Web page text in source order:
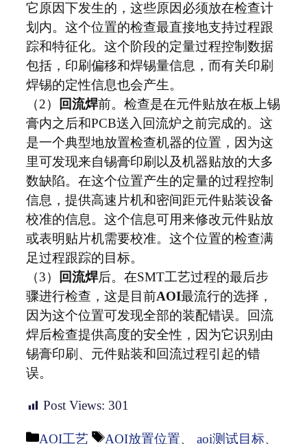
它原因下发生的，这些原因必须放在检查计
划内。这个位置的检查最直接地支持过程跟
踪和特征化。这个阶段的定量过程控制数据
包括，印刷偏移和焊锡量信息，而有关印刷
焊锡的定性信息也会产生。
（2）
回流焊前。检查是在元件贴放在板上锡
膏内之后和PCB送入回流炉之前完成的。这
是一个典型地放置检查机器的位置，因为这
里可发现来自锡膏印刷以及机器贴放的大多
数缺陷。在这个位置产生的定量的过程控制
信息，提供高速片机和密间距元件贴装设备
校准的信息。这个信息可用来修改元件贴放
或表明贴片机需要校准。这个位置的检查满
足过程跟踪的目标。
（3）
回流焊后。在SMT工艺过程的最后步
骤进行检查，这是目前AOI最流行的选择，
因为这个位置可发现全部的装配错误。回流
焊后检查提供高度的安全性，因为它识别由
锡膏印刷、元件贴装和回流过程引起的错
误。
Post Views: 301
分
AOI工艺 标
AOI放置位置、 aoi测试目标、